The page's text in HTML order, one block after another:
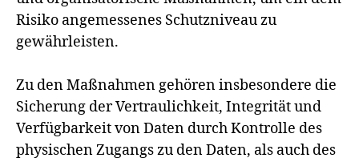
Risiko angemessenes Schutzniveau zu
gewährleisten.
Zu den Maßnahmen gehören insbesondere die
Sicherung der Vertraulichkeit, Integrität und
Verfügbarkeit von Daten durch Kontrolle des
physischen Zugangs zu den Daten, als auch des